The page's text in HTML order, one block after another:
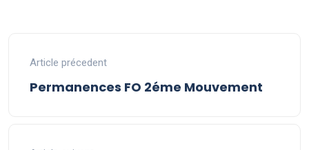
Article précedent
Permanences FO 2éme Mouvement